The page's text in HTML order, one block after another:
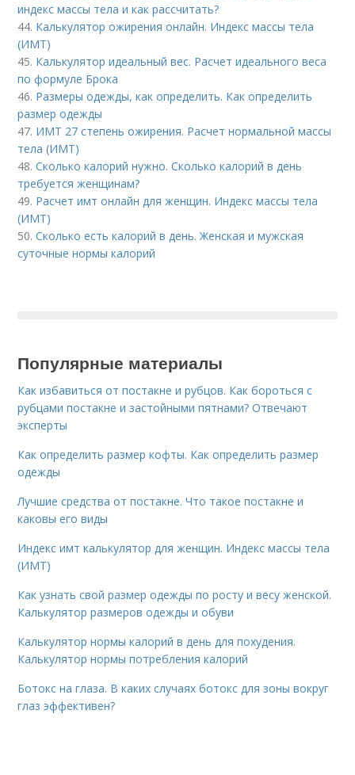
индекс массы тела и как рассчитать?
44. Калькулятор ожирения онлайн. Индекс массы тела
(ИМТ)
45. Калькулятор идеальный вес. Расчет идеального веса
по формуле Брока
46. Размеры одежды, как определить. Как определить
размер одежды
47. ИМТ 27 степень ожирения. Расчет нормальной массы
тела (ИМТ)
48.Сколько калорий нужно. Сколько калорий в день
требуется женщинам?
49. Расчет имт онлайн для женщин. Индекс массы тела
(ИМТ)
50.Сколько есть калорий в день. Женская и мужская
суточные нормы калорий
Популярные материалы
Как избавиться от постакне и рубцов. Как бороться с
рубцами постакне и застойными пятнами? Отвечают
эксперты
Как определить размер кофты. Как определить размер
одежды
Лучшие средства от постакне. Что такое постакне и
каковы его виды
Индекс имт калькулятор для женщин. Индекс массы тела
(ИМТ)
Как узнать свой размер одежды по росту и весу женской.
Калькулятор размеров одежды и обуви
Калькулятор нормы калорий в день для похудения.
Калькулятор нормы потребления калорий
Ботокс на глаза. В каких случаях ботокс для зоны вокруг
глаз эффективен?